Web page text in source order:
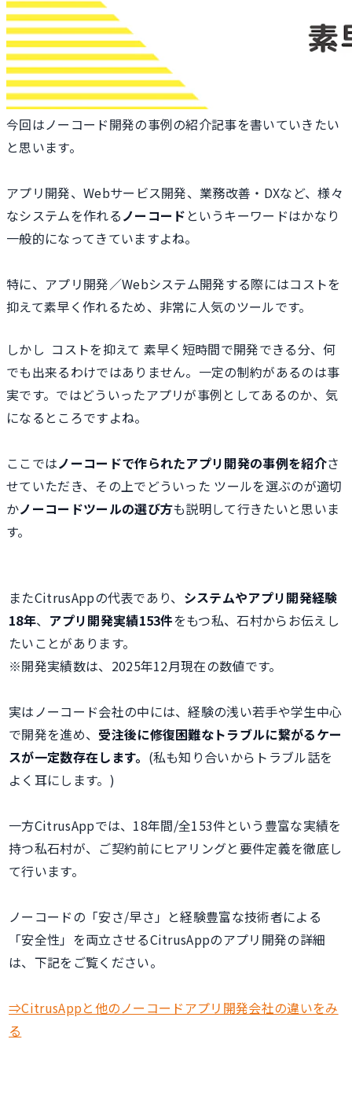
今回はノーコード開発の事例の紹介記事を書いていきたい
と思います。
アプリ開発、Webサービス開発、業務改善・DXなど、様々
なシステムを作れるノーコード というキーワードはかなり
一般的になってきていますよね。
特に、アプリ開発／Webシステム開発する際にはコストを
抑えて素早く作れるため、非常に人気のツールです。
しかし コストを抑えて 素早く短時間で開発できる分、何
でも出来るわけではありません。一定の制約があるのは事
実です。ではどういったアプリが事例としてあるのか、気
になるところですよね。
ここではノーコードで作られたアプリ開発の事例を紹介さ
せていただき、その上でどういった ツールを選ぶのが適切
かノーコードツールの選び方も説明して行きたいと思いま
す。
またCitrusAppの代表であり、 システムやアプリ開発経験
18年、 アプリ開発実績153件をもつ私、石村からお伝えし
たいことがあります。
※開発実績数は、2025年12月現在の数値です。
実はノーコード会社の中には、経験の浅い若手や学生中心
で開発を進め、 受注後に修復困難なトラブルに繋がるケー
スが一定数存在します。 (私も知り合いからトラブル話を
よく耳にします。)
一方CitrusAppでは、18年間/全153件という豊富な実績を
持つ私石村が、ご契約前にヒアリングと要件定義を徹底し
て行います。
ノーコードの「安さ/早さ」と経験豊富な技術者による
「安全性」を両立させるCitrusAppのアプリ開発の詳細
は、下記をご覧ください。
⇒CitrusAppと他のノーコードアプリ開発会社の違いをみ
る